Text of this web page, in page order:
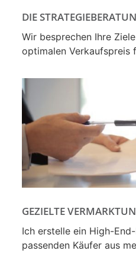
DIE
Wir besprechen Ihre
optimalen Verkaufspreis
GEZIELTE
Ich erstelle ein High-
passenden Käufer aus